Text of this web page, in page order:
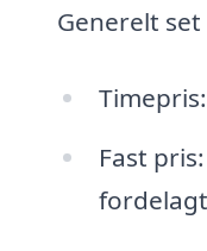
Generelt
Fast